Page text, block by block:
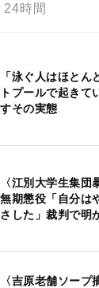
24時間
「泳ぐ人はほと
トプールで起き
すその実態
〈江別大学生集
無期懲役「自分は
さした」裁判で明
〈吉原老舗ソー